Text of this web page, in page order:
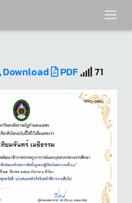
Download PDF 71